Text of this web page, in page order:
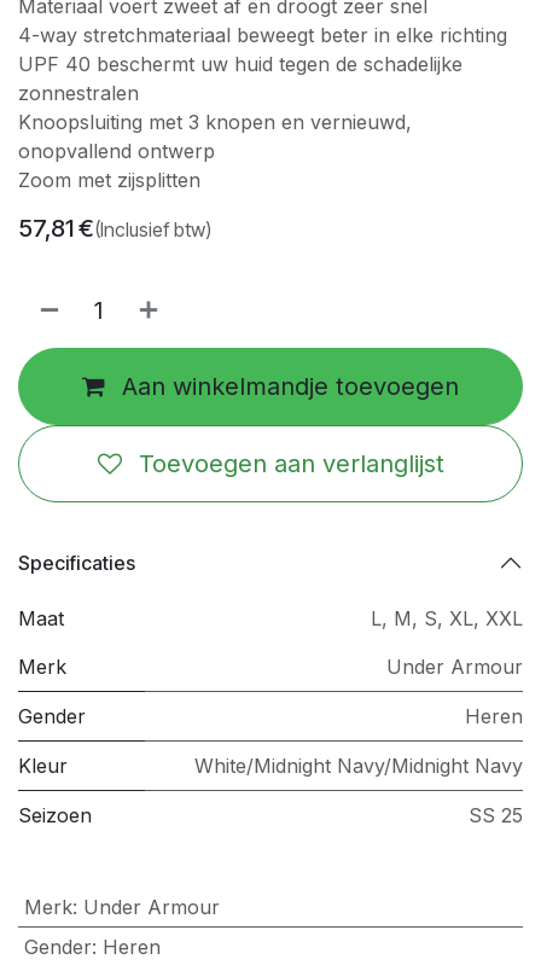
Materiaal voert zweet af en droogt zeer snel
4-way stretchmateriaal beweegt beter in elke richting
UPF 40 beschermt uw huid tegen de schadelijke
zonnestralen
Knoopsluiting met 3 knopen en vernieuwd,
onopvallend ontwerp
Zoom met zijsplitten
57,81€(Inclusief btw)
Aan winkelmandje toevoegen
Toevoegen aan verlanglijst
Specificaties
Maat L, M, S, XL, XXL
Merk
Under Armour
Gender Heren
Kleur White/Midnight Navy/Midnight Navy
Seizoen SS 25
Merk: Under Armour
Gender: Heren